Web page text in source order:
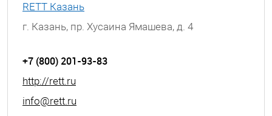
RETT Казань
г. Казань, пр. Хусаина Ямашева, д. 4
+7 (800) 201-93-83
http://rett.ru
info@rett.ru